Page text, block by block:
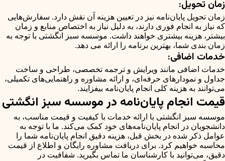
زمان تحویل:
زمان تحویل پایان‌نامه نیز در تعیین هزینه آن نقش دارد. سفارش‌هایی
که نیاز به انجام فوری دارند، به دلیل نیاز به اختصاص منابع و زمان
بیشتر، هزینه بیشتری خواهند داشت. موسسه سبز انگشتی با توجه به
زمان بندی شما، بهترین برنامه را ارائه می دهد.
خدمات اضافی:
خدمات اضافی مانند ویرایش و ترجمه تخصصی، طراحی و ساخت
جداول و نمودارهای حرفه‌ای، و ارائه مشاوره و راهنمایی‌های تکمیلی،
می‌توانند به هزینه کلی انجام پایان‌نامه بیفزایند.
قیمت انجام پایان‌نامه در موسسه سبز انگشتی
موسسه سبز انگشتی با ارائه خدمات با کیفیت و قیمت مناسب، به
دانشجویان در انجام پایان‌نامه‌های خود کمک می‌کند. ما با توجه به
عوامل ذکر شده در بخش قبل، هزینه دقیق انجام پایان‌نامه شما را
محاسبه خواهیم کرد. برای دریافت مشاوره رایگان و اطلاع از قیمت
دقیق، می‌توانید با کارشناسان ما تماس بگیرید. شفافیت در